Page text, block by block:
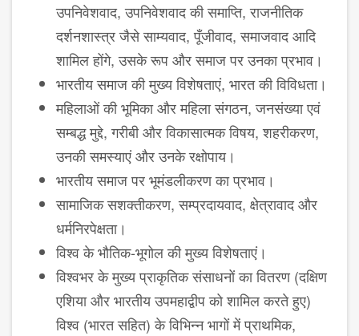
उपनिवेशवाद, उपनिवेशवाद की समाप्ति, राजनीतिक
दर्शनशास्त्र जैसे साम्यवाद, पूँजीवाद, समाजवाद आदि
शामिल होंगे, उसके रूप और समाज पर उनका प्रभाव।
भारतीय समाज की मुख्य विशेषताएं, भारत की विविधता।
महिलाओं की भूमिका और महिला संगठन, जनसंख्या एवं
सम्बद्ध मुद्दे, गरीबी और विकासात्मक विषय, शहरीकरण,
उनकी समस्याएं और उनके रक्षोपाय।
भारतीय समाज पर भूमंडलीकरण का प्रभाव।
सामाजिक सशक्तीकरण, सम्प्रदायवाद, क्षेत्रावाद और
धर्मनिरपेक्षता।
विश्व के भौतिक-भूगोल की मुख्य विशेषताएं।
विश्वभर के मुख्य प्राकृतिक संसाधनों का वितरण (दक्षिण
एशिया और भारतीय उपमहाद्वीप को शामिल करते हुए)
विश्व (भारत सहित) के विभिन्न भागों में प्राथमिक,